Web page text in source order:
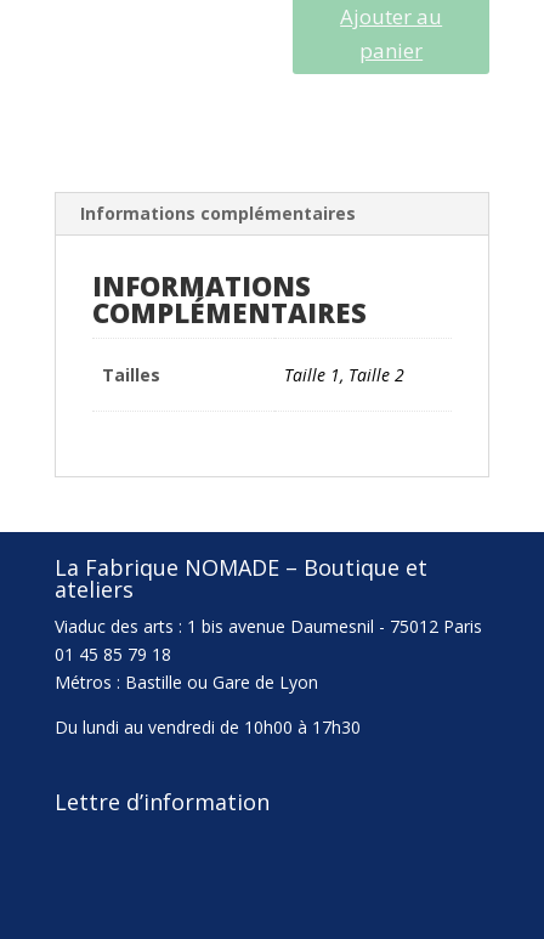
TU5BAAY
CHEMISE
Ajouter au
panier
Informations complémentaires
INFORMATIONS
COMPLÉMENTAIRES
Tailles Taille 1, Taille 2
La Fabrique NOMADE – Boutique et
ateliers
Viaduc des arts : 1 bis avenue Daumesnil - 75012 Paris
01 45 85 79 18
Métros : Bastille ou Gare de Lyon
Du lundi au vendredi de 10h00 à 17h30
Lettre d’information